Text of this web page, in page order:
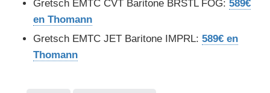
Gretsch EMTC CVT Baritone BRSTL FOG: 589€
en Thomann
Gretsch EMTC JET Baritone IMPRL: 589€ en
Thomann